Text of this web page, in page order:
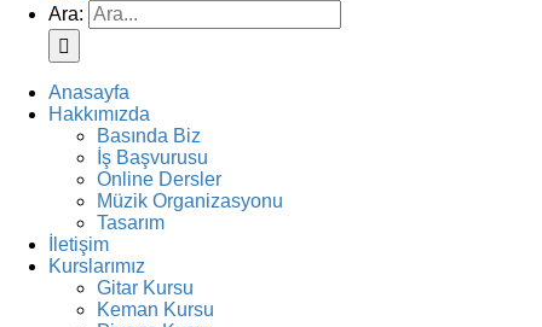
Ara:
Anasayfa
Hakkımızda
Basında Biz
İş Başvurusu
Online Dersler
Müzik Organizasyonu
Tasarım
İletişim
Kurslarımız
Gitar Kursu
Keman Kursu